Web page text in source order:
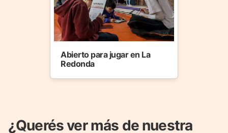
Abierto para jugar en La
Redonda
¿Querés ver más de nuestra